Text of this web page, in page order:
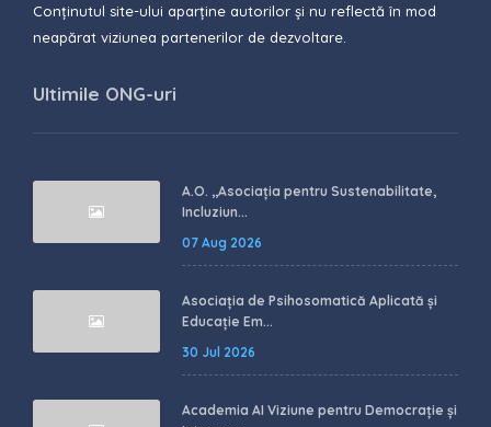
Conținutul site-ului aparține autorilor și nu reflectă în mod
neapărat viziunea partenerilor de dezvoltare.
Ultimile ONG-uri
A.O. ,,Asociația pentru Sustenabilitate,
Incluziun...
07 Aug 2026
Asociația de Psihosomatică Aplicată și
Educație Em...
30 Jul 2026
Academia AI Viziune pentru Democrație și